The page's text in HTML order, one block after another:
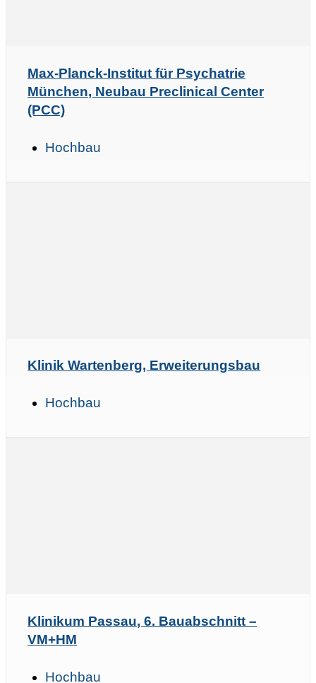
Max-Planck-Institut für Psychatrie
München, Neubau Preclinical Center
(PCC)
Hochbau
Klinik Wartenberg, Erweiterungsbau
Hochbau
Klinikum Passau, 6. Bauabschnitt –
VM+HM
Hochbau